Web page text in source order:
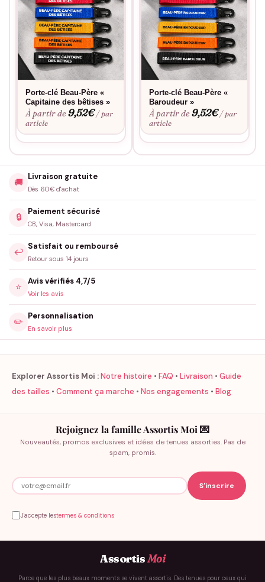
Porte-clé Beau-Père «
Capitaine des bêtises »
À partir de9,52€ / par
article
Porte-clé Beau-Père «
Baroudeur »
À partir de9,52€ / par
article
🚚
Livraison gratuite
Dès 60€ d'achat
🔒
Paiement sécurisé
CB, Visa, Mastercard
↩️
Satisfait ou remboursé
Retour sous 14 jours
⭐
Avis vérifiés 4,7/5
Voir les avis
✏️
Personnalisation
En savoir plus
Explorer Assortis Moi :Notre histoire • FAQ • Livraison • Guide
des tailles • Comment ça marche • Nos engagements • Blog
Rejoignez la famille Assortis Moi 💌
Nouveautés, promos exclusives et idées de tenues assorties. Pas de
spam, promis.
J'accepte lestermes & conditions
AssortisMoi
Parce que les plus beaux moments se vivent assortis. Des tenues pour ceux qui